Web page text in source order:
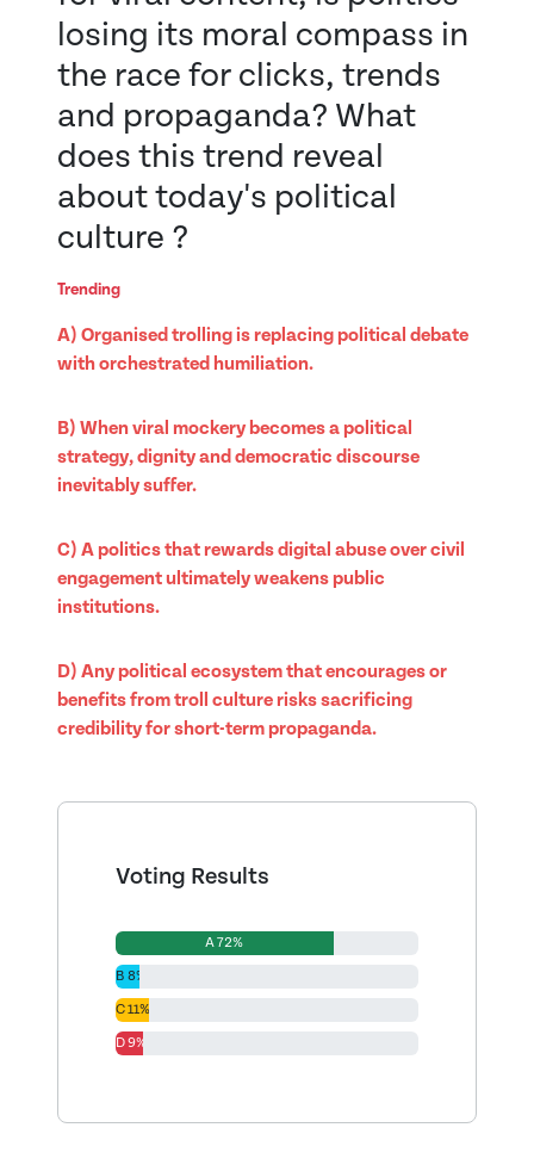
losing its moral compass in
the race for clicks, trends
and propaganda? What
does this trend reveal
about today's political
culture ?
Trending
A) Organised trolling is replacing political debate
with orchestrated humiliation.
B) When viral mockery becomes a political
strategy, dignity and democratic discourse
inevitably suffer.
C) A politics that rewards digital abuse over civil
engagement ultimately weakens public
institutions.
D) Any political ecosystem that encourages or
benefits from troll culture risks sacrificing
credibility for short-term propaganda.
Voting Results
A 72%
B 8%
C 11%
D 9%